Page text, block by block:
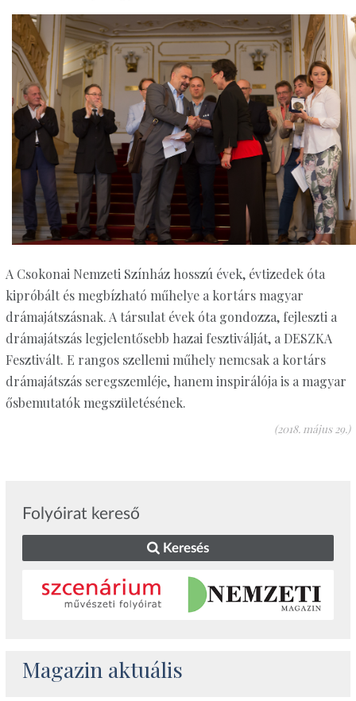
A Csokonai Nemzeti Színház hosszú évek, évtizedek óta
kipróbált és megbízható műhelye a kortárs magyar
drámajátszásnak. A társulat évek óta gondozza, fejleszti a
drámajátszás legjelentősebb hazai fesztiválját, a DESZKA
Fesztivált. E rangos szellemi műhely nemcsak a kortárs
drámajátszás seregszemléje, hanem inspirálója is a magyar
ősbemutatók megszületésének.
(2018. május 29.)
Folyóirat kereső
Keresés
Magazin aktuális